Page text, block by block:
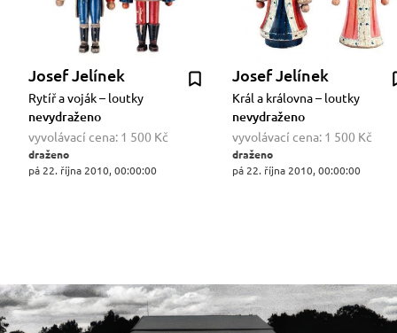
Josef Jelínek
Rytíř a voják – loutky
nevydraženo
vyvolávací cena: 1 500 Kč
draženo
pá 22. října 2010, 00:00:00
Josef Jelínek
Král a královna – loutky
nevydraženo
vyvolávací cena: 1 500 Kč
draženo
pá 22. října 2010, 00:00:00